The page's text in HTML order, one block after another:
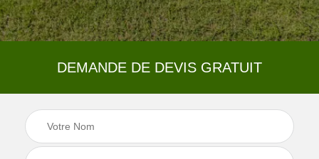
DEMANDE DE DEVIS GRATUIT